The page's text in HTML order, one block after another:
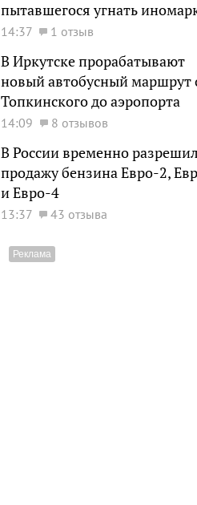
пытавшегося угнать
14:37 1 отзыв
В Иркутске прорабатывают
новый автобусный маршрут
Топкинского до аэропорта
14:09 8 отзывов
В России временно
продажу бензина Евро-2,
и Евро-4
13:37 43 отзыва